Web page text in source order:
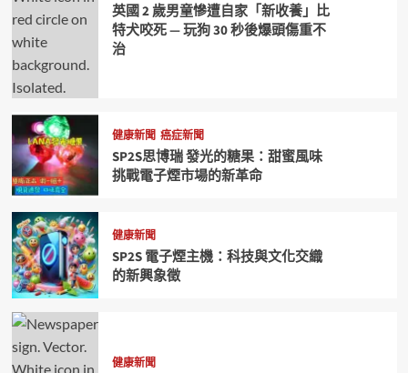
英國 2 歲男童慘遭自家「新收養」比
特犬咬死 — 玩狗 30 秒後爆頭傷重不
治
健康新聞 癌症新聞
SP2S思博瑞 發光的糖果：甜蜜風味
挑戰電子煙市場的新革命
健康新聞
SP2S 電子煙主機：科技與文化交織
的新興象徵
健康新聞